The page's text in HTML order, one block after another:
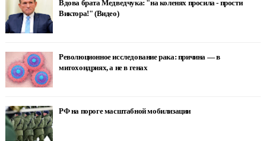
Вдова брата Медведчука: "на коленях просила - прости
Виктора!" (Видео)
Революционное исследование рака: причина — в
митохондриях, а не в генах
РФ на пороге масштабной мобилизации